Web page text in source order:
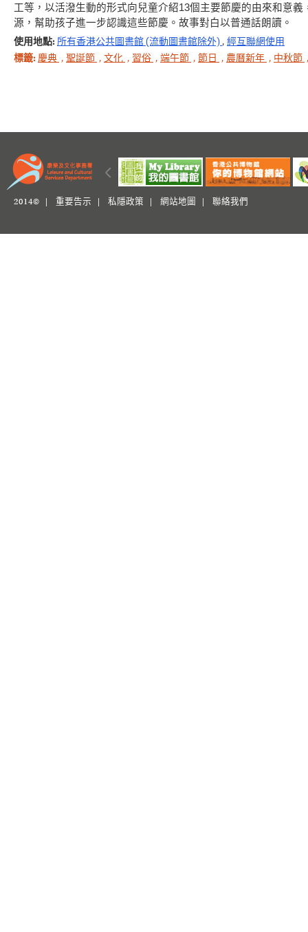
工等，以活潑生動的形式向兒童介紹13個主要節慶的由來和意
源，幫助孩子進一步認識這些節慶。故事對白以普通話朗讀。
使用地點: 所有香港公共圖書館 (流動圖書館除外) , 經互聯網使用
標籤: 慶典 , 聖誕節 , 文化 , 習俗 , 端午節 , 節日 , 農曆新年 , 中秋節
2014© | 重要告示 私隱政策 網站地圖 聯絡我們